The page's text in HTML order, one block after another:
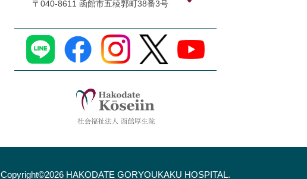
〒040-8611 函館市五稜郭町38番3号
Copyright©2026 HAKODATE GORYOUKAKU HOSPITAL.